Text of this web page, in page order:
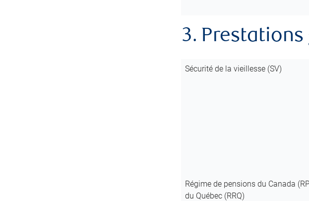
3.
Sécurité de la vieillesse (SV)
Régime de pensions du Canada
du Québec (RRQ)